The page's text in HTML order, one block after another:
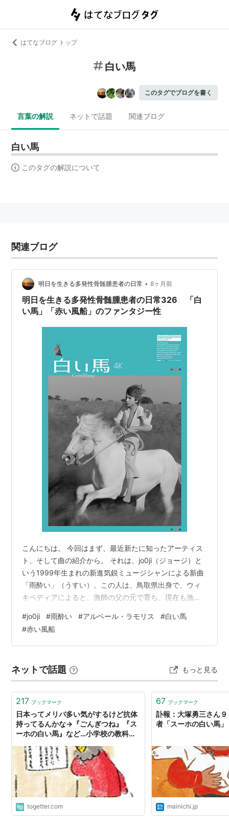
はてなブログ トップ
白い馬
このタグでブログを書く
言葉の解説 ネットで話題 関連ブログ
白い馬
このタグの解説について
関連ブログ
明日を生きる多発性骨髄腫患者の日常 • 8ヶ月前
明日を生きる多発性骨髄腫患者の日常326 「白
い馬」「赤い風船」のファンタジー性
こんにちは。 今回はまず、最近新たに知ったアーティス
ト、そして曲の紹介から。 それは、jo0ji（ジョージ）と
いう1999年生まれの新進気鋭ミュージシャンによる新曲
「雨酔い」（うすい）。この人は、鳥取県出身で、ウィ
キペディアによると、漁師の父の元で育ち、現在も漁港
に、「雨酔い」とは、雨の音や風景に心を奪われたり、
風情を感じたりする心情表現として、詩や俳句、個人の
文章などで使われることのあるものだそうです。 「雨酔
11月、新規録音したうえで、配信リリースされたもので
す。とにかく、下のリン…
#jo0ji #雨酔い #アルベール・ラモリス #白い馬
#赤い風船
ネットで話題 もっと見る
217 ブックマーク
日本ってメリバ多い気がするけど抗体
持ってるんかな→『ごんぎつね』『ス
ーホの白い馬』など…小学校の教科書
togetter.com
67 ブックマーク
訃報：大塚勇三さん
者「スーホの白い馬
mainichi.jp